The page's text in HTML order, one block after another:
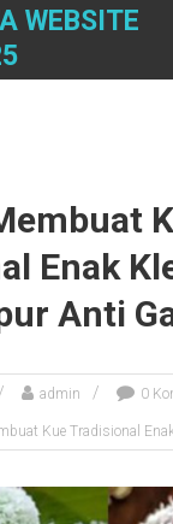
WEBSITE
Enak
Anti
admin 0
Kue Tradisional